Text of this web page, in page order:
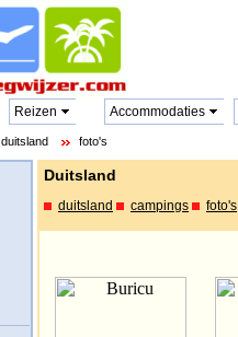
Reizen Accommodaties
duitsland foto's
Duitsland
duitsland campings foto's